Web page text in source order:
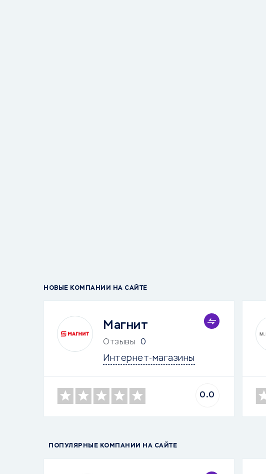
НОВЫЕ КОМПАНИИ НА САЙТЕ
Магнит
Отзывы 0
Интернет-магазины
0.0
ПОПУЛЯРНЫЕ КОМПАНИИ НА САЙТЕ